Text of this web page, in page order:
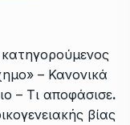
– Κανονικά
– Τι αποφάσισε.
βίας